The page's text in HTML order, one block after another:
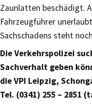
Zaunlatten beschädigt.
Fahrzeugführer
Sachschadens steht
Die Verkehrspolizei
Sachverhalt geben
die VPI Leipzig,
Tel. (0341) 255 – 2851